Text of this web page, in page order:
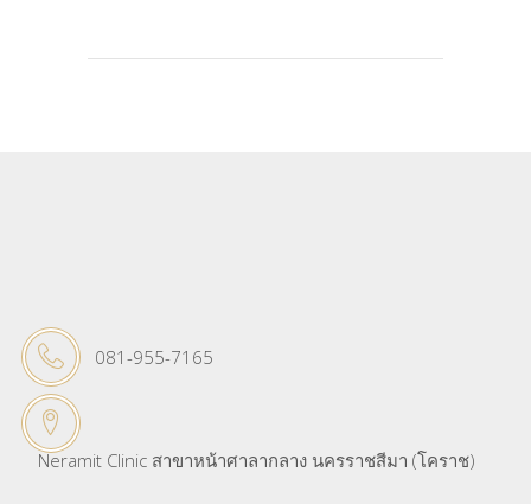
081-955-7165
Neramit Clinic สาขาหน้าศาลากลาง นครราชสีมา (โคราช)